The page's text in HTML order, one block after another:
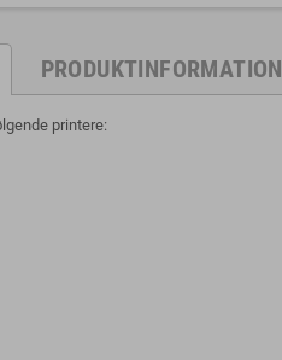
PRODUKTINFORMATION
printere: